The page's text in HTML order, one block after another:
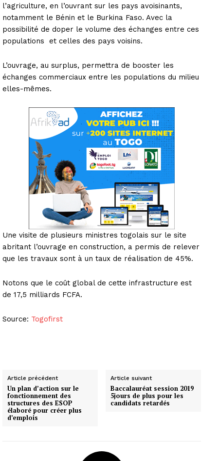
l’agriculture, en l’ouvrant sur les pays avoisinants,
notamment le Bénin et le Burkina Faso. Avec la
possibilité de doper le volume des échanges entre ces
populations et celles des pays voisins.
L’ouvrage, au surplus, permettra de booster les
échanges commerciaux entre les populations du milieu
elles-mêmes.
Une visite de plusieurs ministres togolais sur le site
abritant l’ouvrage en construction, a permis de relever
que les travaux sont à un taux de réalisation de 45%.
Notons que le coût global de cette infrastructure est
de 17,5 milliards FCFA.
Source: Togofirst
Article précédent
Un plan d’action sur le
fonctionnement des
structures des ESOP
élaboré pour créer plus
d’emplois
Article suivant
Baccalauréat session 2019
5jours de plus pour les
candidats retardés